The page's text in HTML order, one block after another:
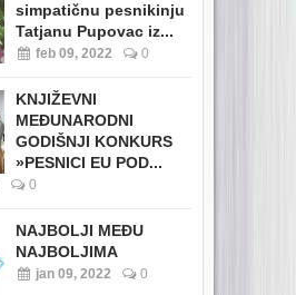
simpatičnu pesnikinju
Tatjanu Pupovac iz...
feb 09, 2022 0
KNJIŽEVNI
MEĐUNARODNI
GODIŠNJI KONKURS
»PESNICI EU POD...
0
NAJBOLJI MEĐU
NAJBOLJIMA
jan 09, 2022 0